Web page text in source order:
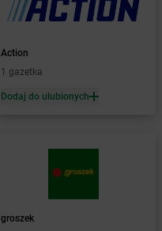
Action
1 gazetka
Dodaj do ulubionych
groszek